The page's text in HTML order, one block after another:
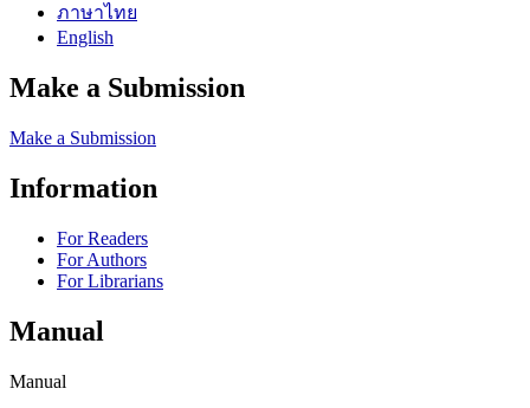
ภาษาไทย
English
Make a Submission
Make a Submission
Information
For Readers
For Authors
For Librarians
Manual
Manual